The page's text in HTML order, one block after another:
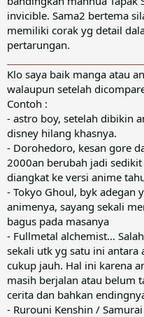
invicible. Sama2 bertema
memiliki corak yg detail
pertarungan.
Klo saya baik manga atau
walaupun setelah
Contoh :
- astro boy, setelah dibikin
disney hilang khasnya.
- Dorohedoro, kesan gore
2000an berubah jadi
diangkat ke versi anime
- Tokyo Ghoul, byk adegan
animenya, sayang sekali
bagus pada masanya
- Fullmetal alchemist...
sekali utk yg satu ini antara
cukup jauh. Hal ini karena
masih berjalan atau belum
cerita dan bahkan
- Rurouni Kenshin /